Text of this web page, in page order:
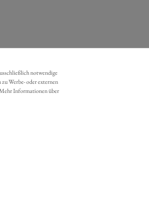
notwendige
Werbe- oder externen
Informationen über